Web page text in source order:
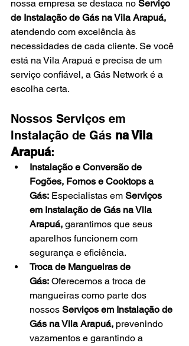
nossa empresa se destaca no Serviço
de Instalação de Gás na Vila Arapuá,
atendendo com excelência às
necessidades de cada cliente. Se você
está na Vila Arapuá e precisa de um
serviço confiável, a Gás Network é a
escolha certa.
Nossos Serviços em
Instalação de Gás na Vila
Arapuá:
Instalação e Conversão de
Fogões, Fornos e Cooktops a
Gás: Especialistas em Serviços
em Instalação de Gás na Vila
Arapuá, garantimos que seus
aparelhos funcionem com
segurança e eficiência.
Troca de Mangueiras de
Gás: Oferecemos a troca de
mangueiras como parte dos
nossos Serviços em Instalação de
Gás na Vila Arapuá, prevenindo
vazamentos e garantindo a